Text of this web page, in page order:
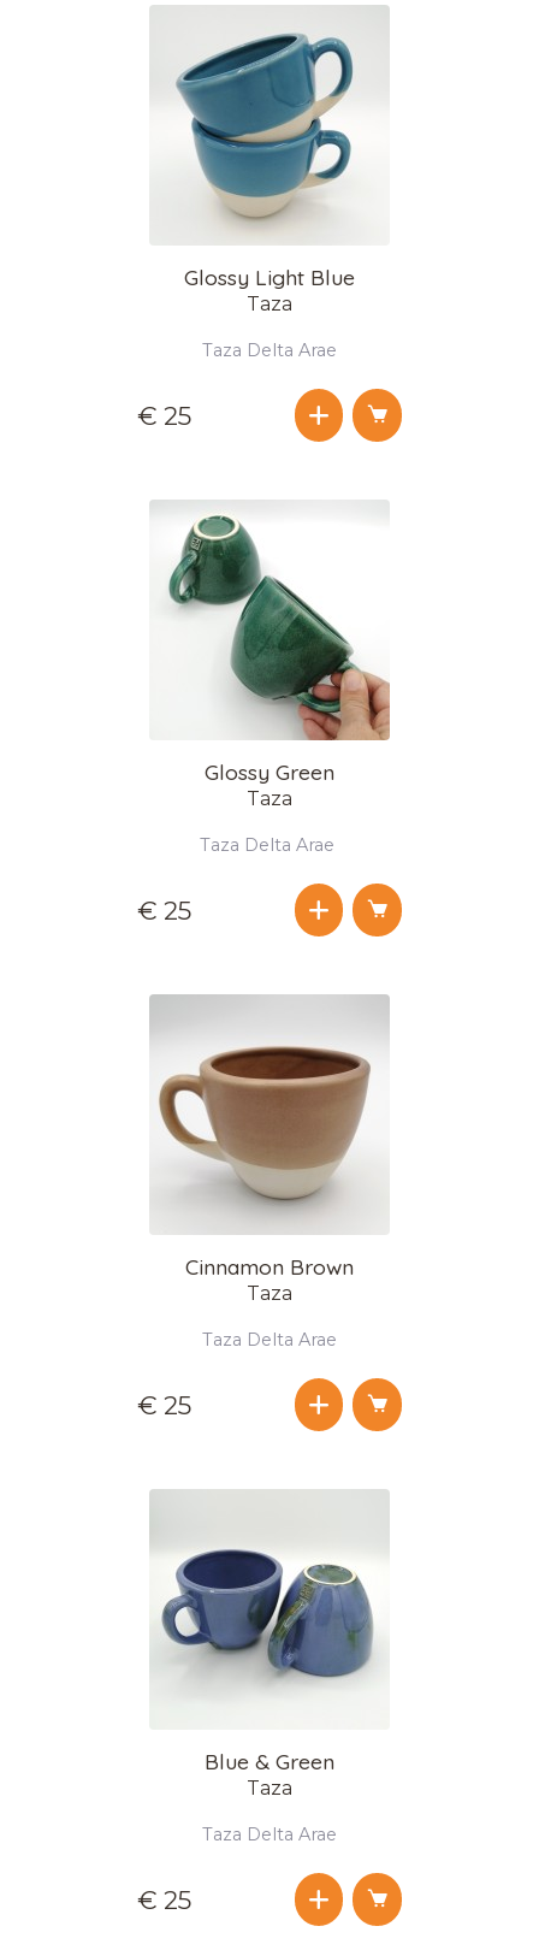
Glossy Light Blue
Taza
Taza Delta Arae
€ 25
Glossy Green
Taza
Taza Delta Arae
€ 25
Cinnamon Brown
Taza
Taza Delta Arae
€ 25
Blue & Green
Taza
Taza Delta Arae
€ 25